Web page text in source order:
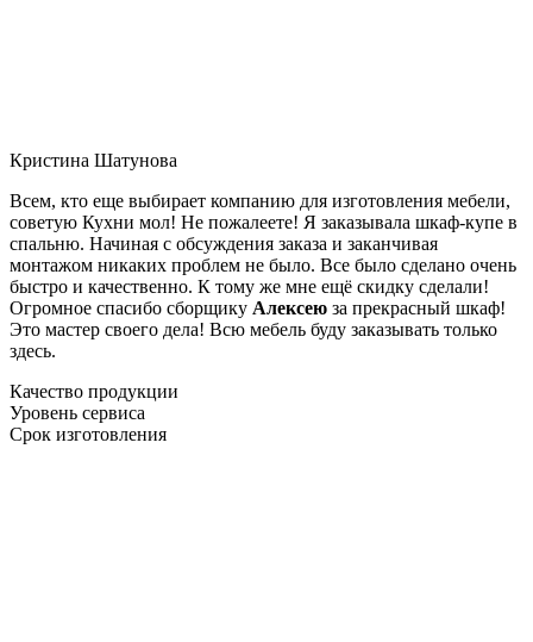
Кристина Шатунова
Всем, кто еще выбирает компанию для изготовления мебели,
советую Кухни мол! Не пожалеете! Я заказывала шкаф-купе в
спальню. Начиная с обсуждения заказа и заканчивая
монтажом никаких проблем не было. Все было сделано очень
быстро и качественно. К тому же мне ещё скидку сделали!
Огромное спасибо сборщику Алексею за прекрасный шкаф!
Это мастер своего дела! Всю мебель буду заказывать только
здесь.
Качество продукции
Уровень сервиса
Срок изготовления